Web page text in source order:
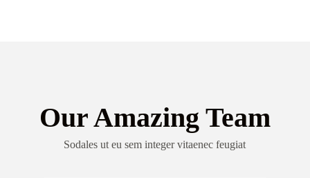
Our Amazing Team
Sodales ut eu sem integer vitaenec feugiat